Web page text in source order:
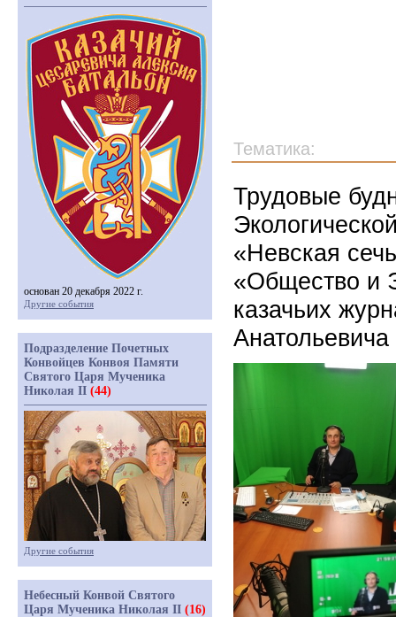
Тематика:
Трудовые
«Невская
«Общество и
казачьих
Анатольевича
основан 20 декабря 2022 г.
Другие события
Подразделение Почетных
Конвойцев Конвоя Памяти
Святого Царя Мученика
Николая II (44)
Другие события
Небесный Конвой Святого
Царя Мученика Николая II (16)